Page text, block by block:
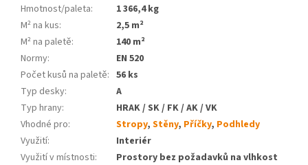
Hmotnost/paleta:
1 366,4 kg
M² na kus:
2,5 m²
M² na paletě:
140 m²
Normy:
EN 520
Počet kusů na paletě: 56 ks
Typ desky:
A
Typ hrany:
HRAK / SK / FK / AK / VK
Vhodné pro: Stropy, Stěny, Příčky, Podhledy
Využití:
Interiér
Využití v místnosti:
Prostory bez požadavků na vlhkost